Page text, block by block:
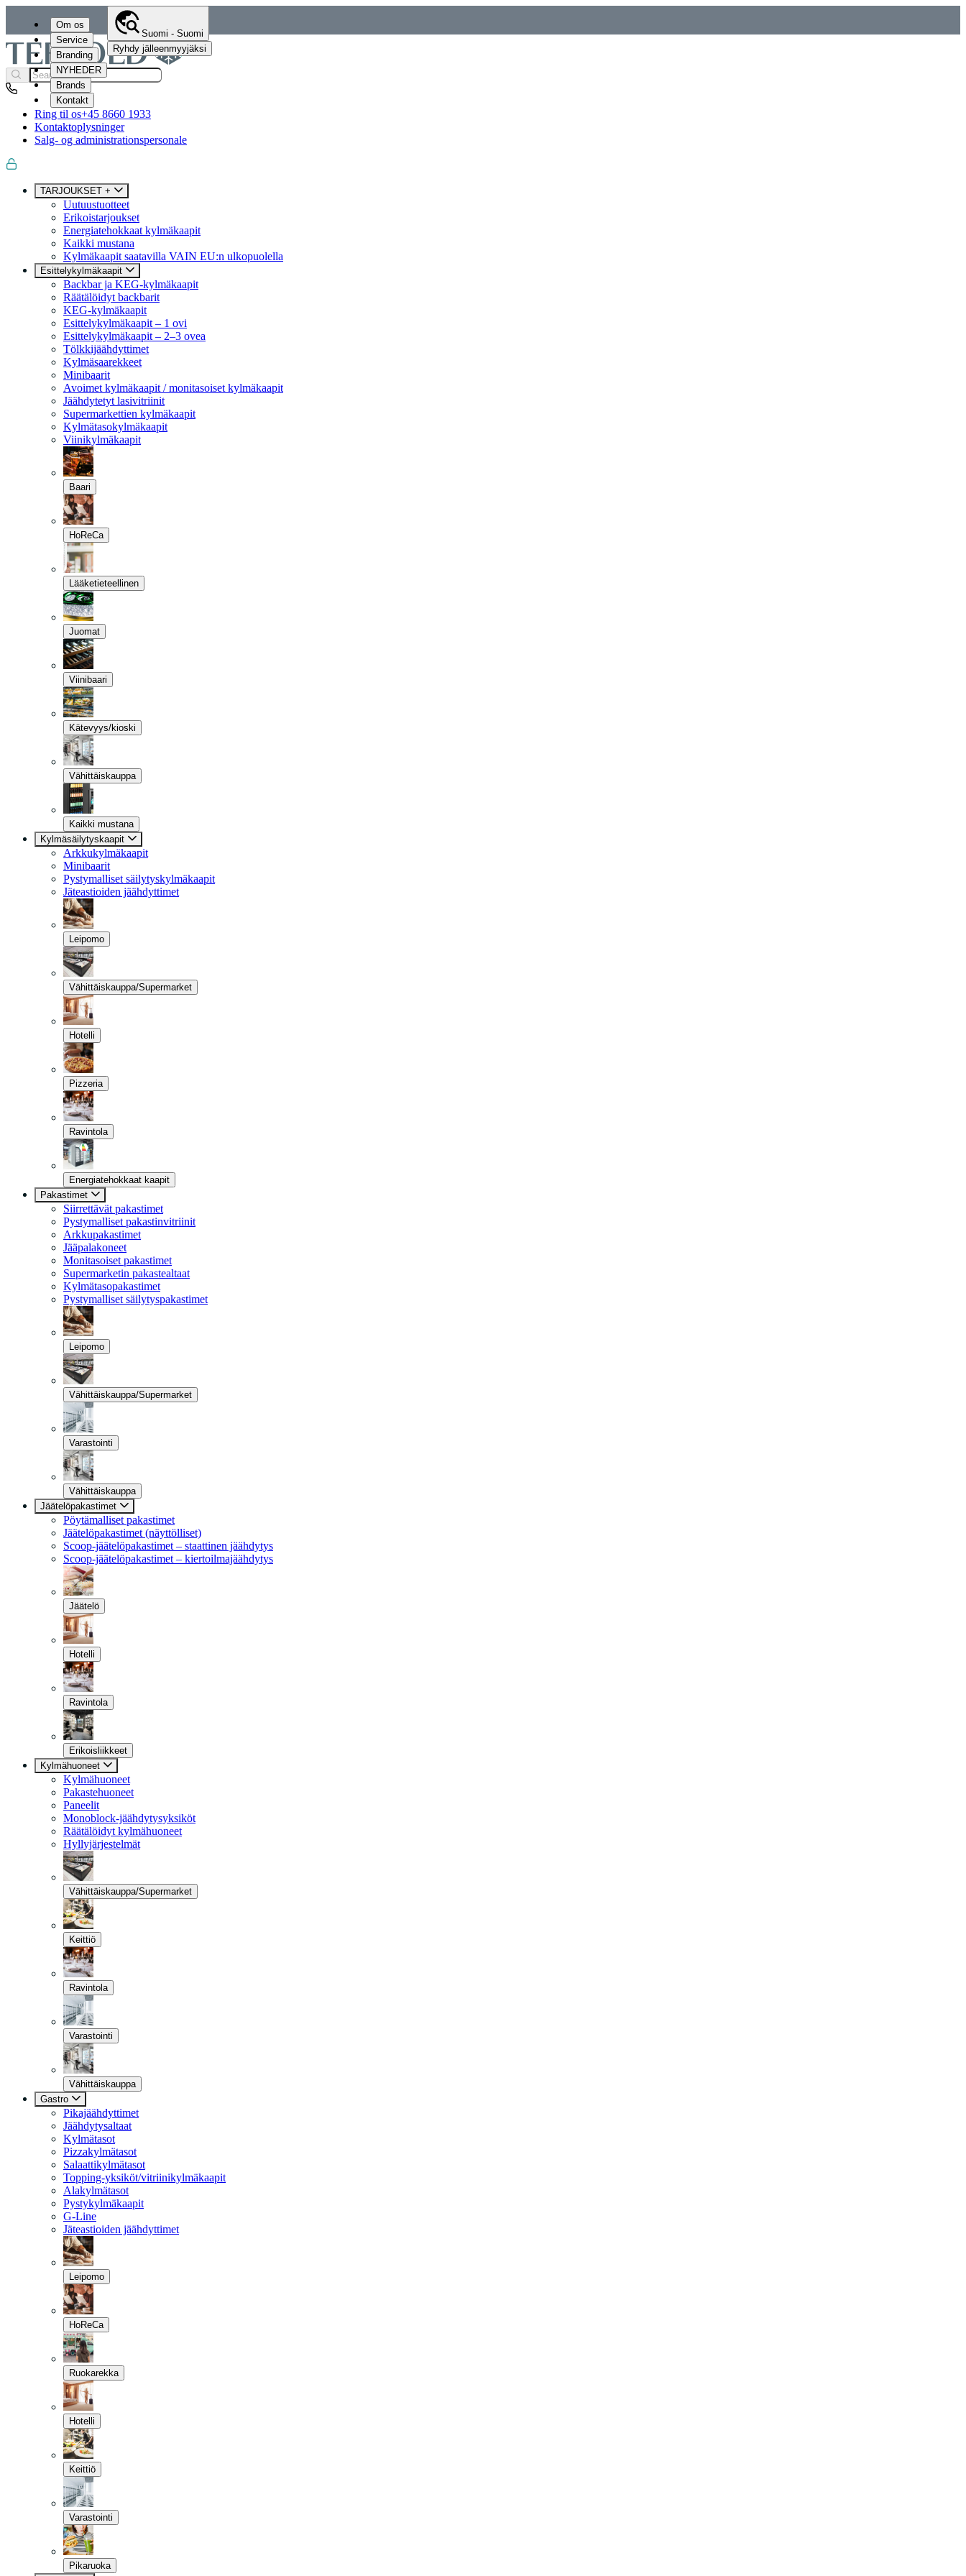
Om os
Service
Branding
NYHEDER
Brands
Kontakt
Suomi - Suomi
Ryhdy jälleenmyyjäksi
Ring til os+45 8660 1933
Kontaktoplysninger
Salg- og administrationspersonale
TARJOUKSET +
Uutuustuotteet
Erikoistarjoukset
Energiatehokkaat kylmäkaapit
Kaikki mustana
Kylmäkaapit saatavilla VAIN EU:n ulkopuolella
Esittelykylmäkaapit
Backbar ja KEG-kylmäkaapit
Räätälöidyt backbarit
KEG-kylmäkaapit
Esittelykylmäkaapit – 1 ovi
Esittelykylmäkaapit – 2–3 ovea
Tölkkijäähdyttimet
Kylmäsaarekkeet
Minibaarit
Avoimet kylmäkaapit / monitasoiset kylmäkaapit
Jäähdytetyt lasivitriinit
Supermarkettien kylmäkaapit
Kylmätasokylmäkaapit
Viinikylmäkaapit
Baari
HoReCa
Lääketieteellinen
Juomat
Viinibaari
Kätevyys/kioski
Vähittäiskauppa
Kaikki mustana
Kylmäsäilytyskaapit
Arkkukylmäkaapit
Minibaarit
Pystymalliset säilytyskylmäkaapit
Jäteastioiden jäähdyttimet
Leipomo
Vähittäiskauppa/Supermarket
Hotelli
Pizzeria
Ravintola
Energiatehokkaat kaapit
Pakastimet
Siirrettävät pakastimet
Pystymalliset pakastinvitriinit
Arkkupakastimet
Jääpalakoneet
Monitasoiset pakastimet
Supermarketin pakastealtaat
Kylmätasopakastimet
Pystymalliset säilytyspakastimet
Leipomo
Vähittäiskauppa/Supermarket
Varastointi
Vähittäiskauppa
Jäätelöpakastimet
Pöytämalliset pakastimet
Jäätelöpakastimet (näyttölliset)
Scoop-jäätelöpakastimet – staattinen jäähdytys
Scoop-jäätelöpakastimet – kiertoilmajäähdytys
Jäätelö
Hotelli
Ravintola
Erikoisliikkeet
Kylmähuoneet
Kylmähuoneet
Pakastehuoneet
Paneelit
Monoblock-jäähdytysyksiköt
Räätälöidyt kylmähuoneet
Hyllyjärjestelmät
Vähittäiskauppa/Supermarket
Keittiö
Ravintola
Varastointi
Vähittäiskauppa
Gastro
Pikajäähdyttimet
Jäähdytysaltaat
Kylmätasot
Pizzakylmätasot
Salaattikylmätasot
Topping-yksiköt/vitriinikylmäkaapit
Alakylmätasot
Pystykylmäkaapit
G-Line
Jäteastioiden jäähdyttimet
Leipomo
HoReCa
Ruokarekka
Hotelli
Keittiö
Varastointi
Pikaruoka